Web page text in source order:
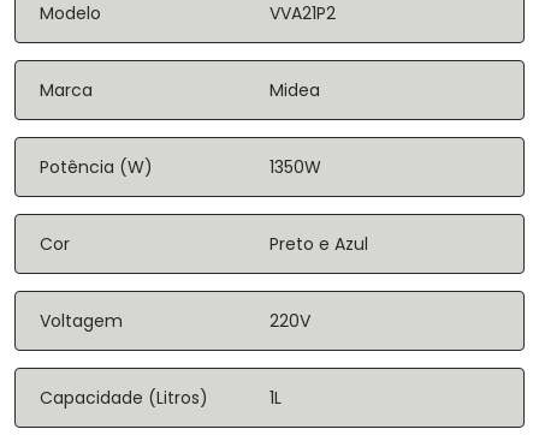
Modelo VVA21P2
Marca Midea
Potência (W) 1350W
Cor Preto e Azul
Voltagem 220V
Capacidade (Litros) 1L